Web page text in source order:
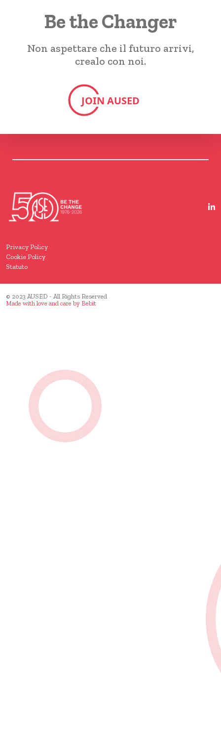
Be the Changer
Non aspettare che il futuro arrivi,
crealo con noi.
JOIN AUSED
Privacy Policy
Cookie Policy
Statuto
© 2023 AUSED - All Rights Reserved
Made with love and care by Bebit